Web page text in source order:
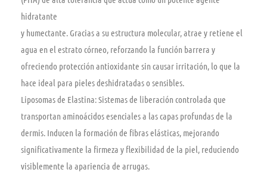
hidratante
y humectante. Gracias a su estructura molecular, atrae y retiene el
agua en el estrato córneo, reforzando la función barrera y
ofreciendo protección antioxidante sin causar irritación, lo que la
hace ideal para pieles deshidratadas o sensibles.
Liposomas de Elastina: Sistemas de liberación controlada que
transportan aminoácidos esenciales a las capas profundas de la
dermis. Inducen la formación de fibras elásticas, mejorando
significativamente la firmeza y flexibilidad de la piel, reduciendo
visiblemente la apariencia de arrugas.